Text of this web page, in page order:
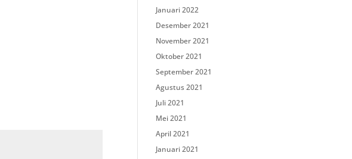
Januari 2022
Desember 2021
November 2021
Oktober 2021
September 2021
Agustus 2021
Juli 2021
Mei 2021
April 2021
Januari 2021